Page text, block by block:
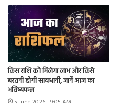
किस राशि को मिलेगा लाभ और किसे
बरतनी होगी सावधानी, जानें आज का
भविष्यफल